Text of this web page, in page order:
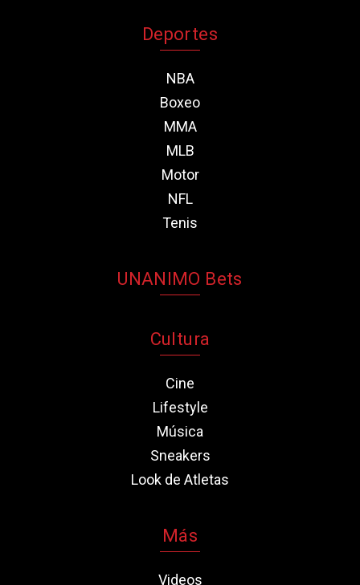
Deportes
NBA
Boxeo
MMA
MLB
Motor
NFL
Tenis
UNANIMO Bets
Cultura
Cine
Lifestyle
Música
Sneakers
Look de Atletas
Más
Videos